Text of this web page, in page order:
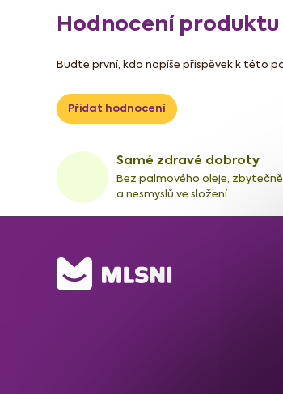
Samé zdravé dobroty
Bez palmového oleje,
a nesmyslů ve složení.
Hodnocení produktu
Buďte první, kdo napíše příspěvek k této
Přidat hodnocení